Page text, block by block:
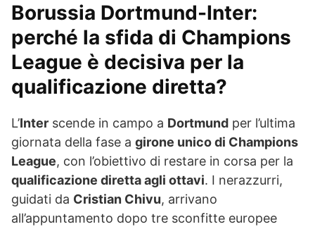
Borussia Dortmund-Inter:
perché la sfida di Champions
League è decisiva per la
qualificazione diretta?
L’Inter scende in campo a Dortmund per l’ultima
giornata della fase a girone unico di Champions
League, con l’obiettivo di restare in corsa per la
qualificazione diretta agli ottavi. I nerazzurri,
guidati da Cristian Chivu, arrivano
all’appuntamento dopo tre sconfitte europee